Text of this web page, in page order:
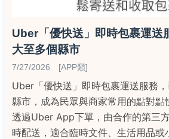
Uber「優快送」即時包裹運送
大至多個縣市
7/27/2026 [APP類]
Uber「優快送」即時包裹運送服務
縣市，成為民眾與商家常用的點對點
透過Uber App下單，由合作的第三
時配送，適合臨時文件、生活用品或